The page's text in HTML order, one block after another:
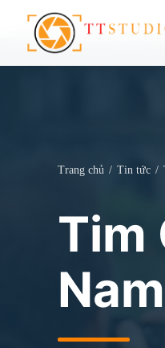
Trang chủ / Tin tức /
Tim
Nam